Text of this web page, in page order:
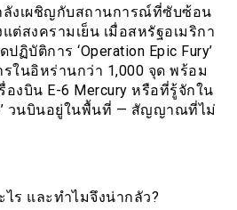
ลังเผชิญกับสถานการณ์ที่ซับซ้อน
ต่สงครามเย็น เมื่อสหรัฐอเมริกา
ฏิบัติการ ‘Operation Epic Fury’
ในอิหร่านกว่า 1,000 จุด พร้อม
งบิน E-6 Mercury หรือที่รู้จักใน
วนบินอยู่ในพื้นที่ — สัญญาณที่ไม่
ไร และทำไมจึงน่ากลัว?